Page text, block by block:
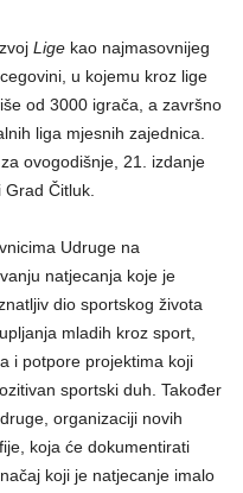
Lige kao najmasovnijeg
u kojemu kroz lige
od 3000 igrača, a završno
liga mjesnih zajednica.
ovogodišnje, 21. izdanje
Čitluk.
Udruge na
natjecanja koje je
dio sportskog života
mladih kroz sport,
i potpore projektima koji
sportski duh. Također
organizaciji novih
koja će dokumentirati
koji je natjecanje imalo